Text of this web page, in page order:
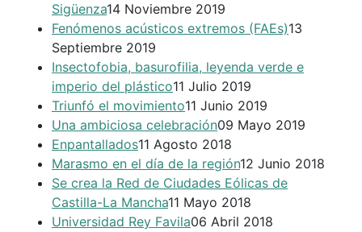
Sigüenza14 Noviembre 2019
Fenómenos acústicos extremos (FAEs)13
Septiembre 2019
Insectofobia, basurofilia, leyenda verde e
imperio del plástico11 Julio 2019
Triunfó el movimiento11 Junio 2019
Una ambiciosa celebración09 Mayo 2019
Enpantallados11 Agosto 2018
Marasmo en el día de la región12 Junio 2018
Se crea la Red de Ciudades Eólicas de
Castilla-La Mancha11 Mayo 2018
Universidad Rey Favila06 Abril 2018